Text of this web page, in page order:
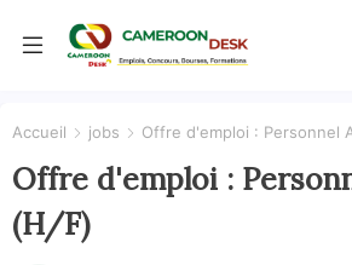
Accueil jobs Offre d'emploi : Personnel
Offre d'emploi :
(H/F)